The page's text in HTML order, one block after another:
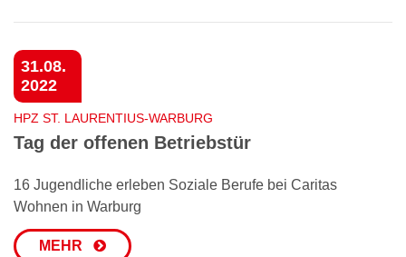
31.08.
2022
HPZ ST. LAURENTIUS-WARBURG
Tag der offenen Betriebstür
16 Jugendliche erleben Soziale Berufe bei Caritas
Wohnen in Warburg
MEHR